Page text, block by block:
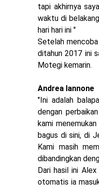
tapi akhirnya
waktu di
hari hari ini "
Setelah
ditahun 2017 ini
Motegi kemarin.
Andrea Iannone
"Ini adalah
dengan
kami
bagus di sini, di
Kami masih
dibandingkan
Dari hasil ini
otomatis ia